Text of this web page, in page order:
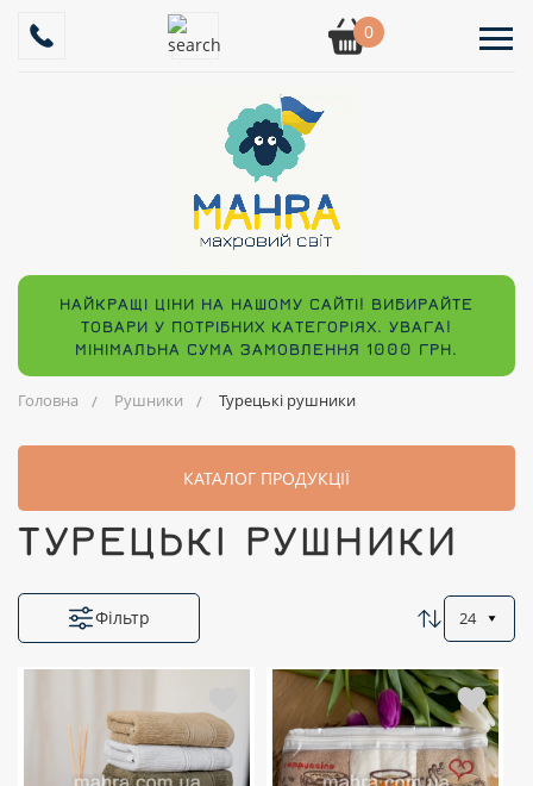
0
НАЙКРАЩІ ЦІНИ НА НАШОМУ САЙТІ! ВИБИРАЙТЕ
ТОВАРИ У ПОТРІБНИХ КАТЕГОРІЯХ. УВАГА!
МІНІМАЛЬНА СУМА ЗАМОВЛЕННЯ 1000 ГРН.
Головна Рушники Турецькі рушники
КАТАЛОГ ПРОДУКЦІЇ
ТУРЕЦЬКІ РУШНИКИ
Фільтр 24